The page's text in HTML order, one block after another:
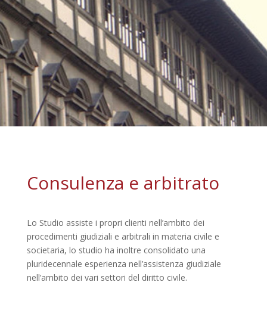
Consulenza e arbitrato
Lo Studio assiste i propri clienti nell’ambito dei
procedimenti giudiziali e arbitrali in materia civile e
societaria, lo studio ha inoltre consolidato una
pluridecennale esperienza nell’assistenza giudiziale
nell’ambito dei vari settori del diritto civile.